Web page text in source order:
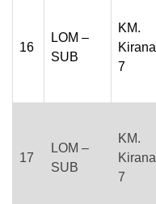
16
LOM –
SUB
KM.
Kirana
7
17
LOM –
SUB
KM.
Kirana
7